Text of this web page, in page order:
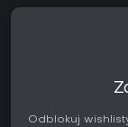
Odblokuj